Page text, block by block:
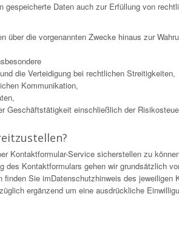
Daten auch zur Erfüllung von
über die vorgenannten Zwecke hinaus zur
die Verteidigung bei rechtlichen Streitigkeiten,
Kommunikation,
Geschäftstätigkeit einschließlich der
Kontaktformular-Service sicherstellen zu
des Kontaktformulars gehen wir grundsätzlich
Sie imDatenschutzhinweis des
ergänzend um eine ausdrückliche